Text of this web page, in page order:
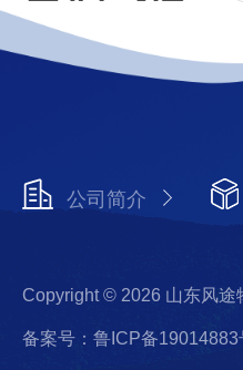
公司简介
Copyright © 2026 山东风
备案号：鲁ICP备19014883